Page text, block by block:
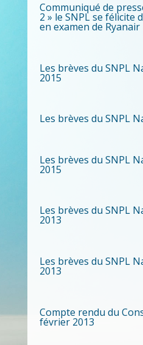
Communiqué de
2 » le SNPL se félicite
en examen de Ryanair
Les brèves du SNPL
2015
Les brèves du SNPL
Les brèves du SNPL
2015
Les brèves du SNPL
2013
Les brèves du SNPL
2013
Compte rendu du
février 2013